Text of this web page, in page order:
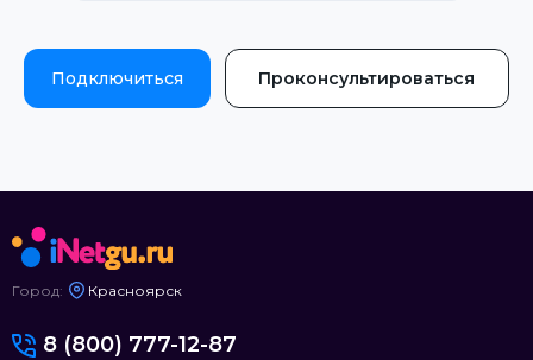
Подключиться Проконсультироваться
Город: Красноярск
8 (800) 777-12-87